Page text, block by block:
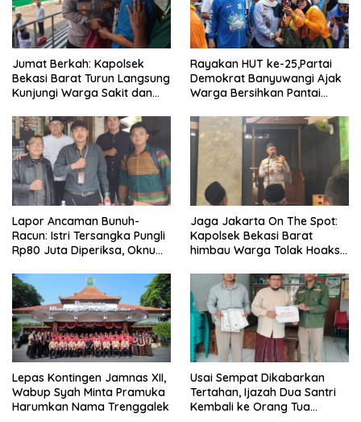
Jumat Berkah: Kapolsek
Bekasi Barat Turun Langsung
Kunjungi Warga Sakit dan
Rayakan HUT ke-25,Partai
Demokrat Banyuwangi Ajak
Warga Bersihkan Pantai
Lapor Ancaman Bunuh-
Racun: Istri Tersangka Pungli
Rp80 Juta Diperiksa, Oknum
Disdagperin
Jaga Jakarta On The Spot:
Kapolsek Bekasi Barat
himbau Warga Tolak Hoaks
Sholat Jumat
Lepas Kontingen Jamnas XII,
Wabup Syah Minta Pramuka
Harumkan Nama Trenggalek
Usai Sempat Dikabarkan
Tertahan, Ijazah Dua Santri
Kembali ke Orang Tua